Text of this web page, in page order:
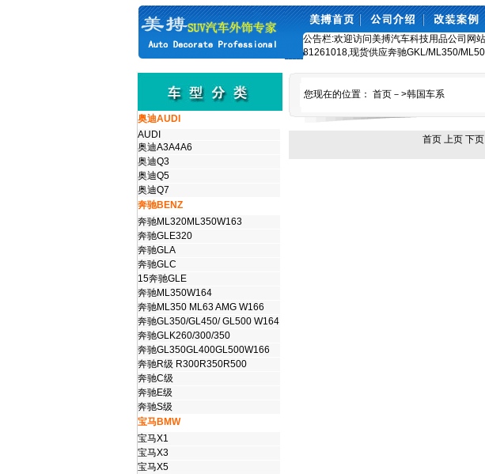
公告栏:欢迎访问美搏汽车科技用品公司网
81261018,现货供应奔驰GKL/ML350/
奥迪AUDI
AUDI
奥迪A3A4A6
奥迪Q3
奥迪Q5
奥迪Q7
奔驰BENZ
奔驰ML320ML350W163
奔驰GLE320
奔驰GLA
奔驰GLC
15奔驰GLE
奔驰ML350W164
奔驰ML350 ML63 AMG W166
奔驰GL350/GL450/ GL500 W164
奔驰GLK260/300/350
奔驰GL350GL400GL500W166
奔驰R级 R300R350R500
奔驰C级
奔驰E级
奔驰S级
宝马BMW
宝马X1
宝马X3
宝马X5
您现在的位置： 首页 －>韩国车系
首页 上页 下